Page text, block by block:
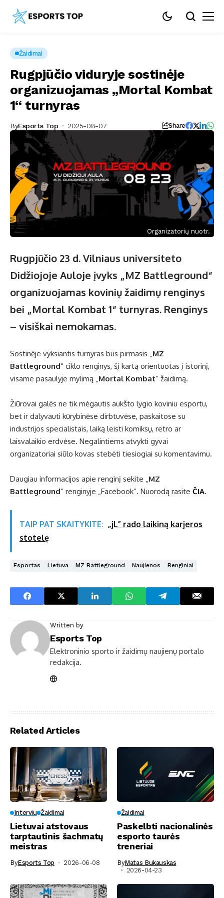
Žaidimai
Rugpjūčio viduryje sostinėje
organizuojamas „Mortal Kombat
1“ turnyras
ByEsports Top 2025-08-07 Share
Organizatorių nuotr.
Rugpjūčio 23 d. Vilniaus universiteto
Didžiojoje Auloje įvyks „MZ Battleground“
organizuojamas kovinių žaidimų renginys
bei „Mortal Kombat 1“ turnyras. Renginys
– visiškai nemokamas.
Sostinėje vyksiantis turnyras bus pirmasis „MZ
Battleground“ ciklo renginys, šį kartą orientuotas į istorinį,
visame pasaulyje mylimą „Mortal Kombat“ žaidimą.
Žiūrovai galės ne tik mėgautis aukšto lygio koviniu esportu,
bet ir dalyvauti kūrybinėse dirbtuvėse, paskaitose su
industrijos specialistais, laiką leisti komiksų, retro ar
laisvalaikio erdvėse. Negalintiems atvykti gyvai
organizatoriai siūlo kovas stebėti tiesiogiai su komentavimu.
Daugiau informacijos apie renginį sekite „MZ
Battleground“ renginyje „Facebook“. Nuorodą rasite ČIA.
TAIP PAT SKAITYKITE: „jL” rado laikiną karjeros
stotelę
Esportas Lietuva MZ Battleground Naujienos Renginiai
Written by
Esports Top
Elektroninio sporto ir žaidimų naujienų portalo
redakcija.
Related Articles
Interviu Žaidimai
Lietuvai atstovaus
tarptautinis šachmatų
meistras
ByEsports Top 2026-06-08
Žaidimai
Paskelbti nacionalinės
esporto taurės
treneriai
ByMatas Bukauskas
2026-04-23